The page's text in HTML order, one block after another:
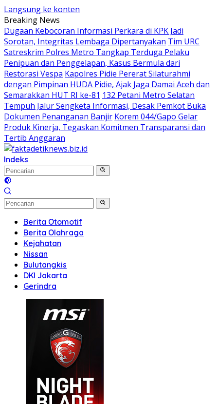
Langsung ke konten
Breaking News
Dugaan Kebocoran Informasi Perkara di KPK Jadi
Sorotan, Integritas Lembaga Dipertanyakan Tim URC
Satreskrim Polres Metro Tangkap Terduga Pelaku
Penipuan dan Penggelapan, Kasus Bermula dari
Restorasi Vespa Kapolres Pidie Pererat Silaturahmi
dengan Pimpinan HUDA Pidie, Ajak Jaga Damai Aceh dan
Semarakkan HUT RI ke-81 132 Petani Metro Selatan
Tempuh Jalur Sengketa Informasi, Desak Pemkot Buka
Dokumen Penanganan Banjir Korem 044/Gapo Gelar
Produk Kinerja, Tegaskan Komitmen Transparansi dan
Tertib Anggaran
Indeks
Berita Otomotif
Berita Olahraga
Kejahatan
Nissan
Bulutangkis
DKI Jakarta
Gerindra